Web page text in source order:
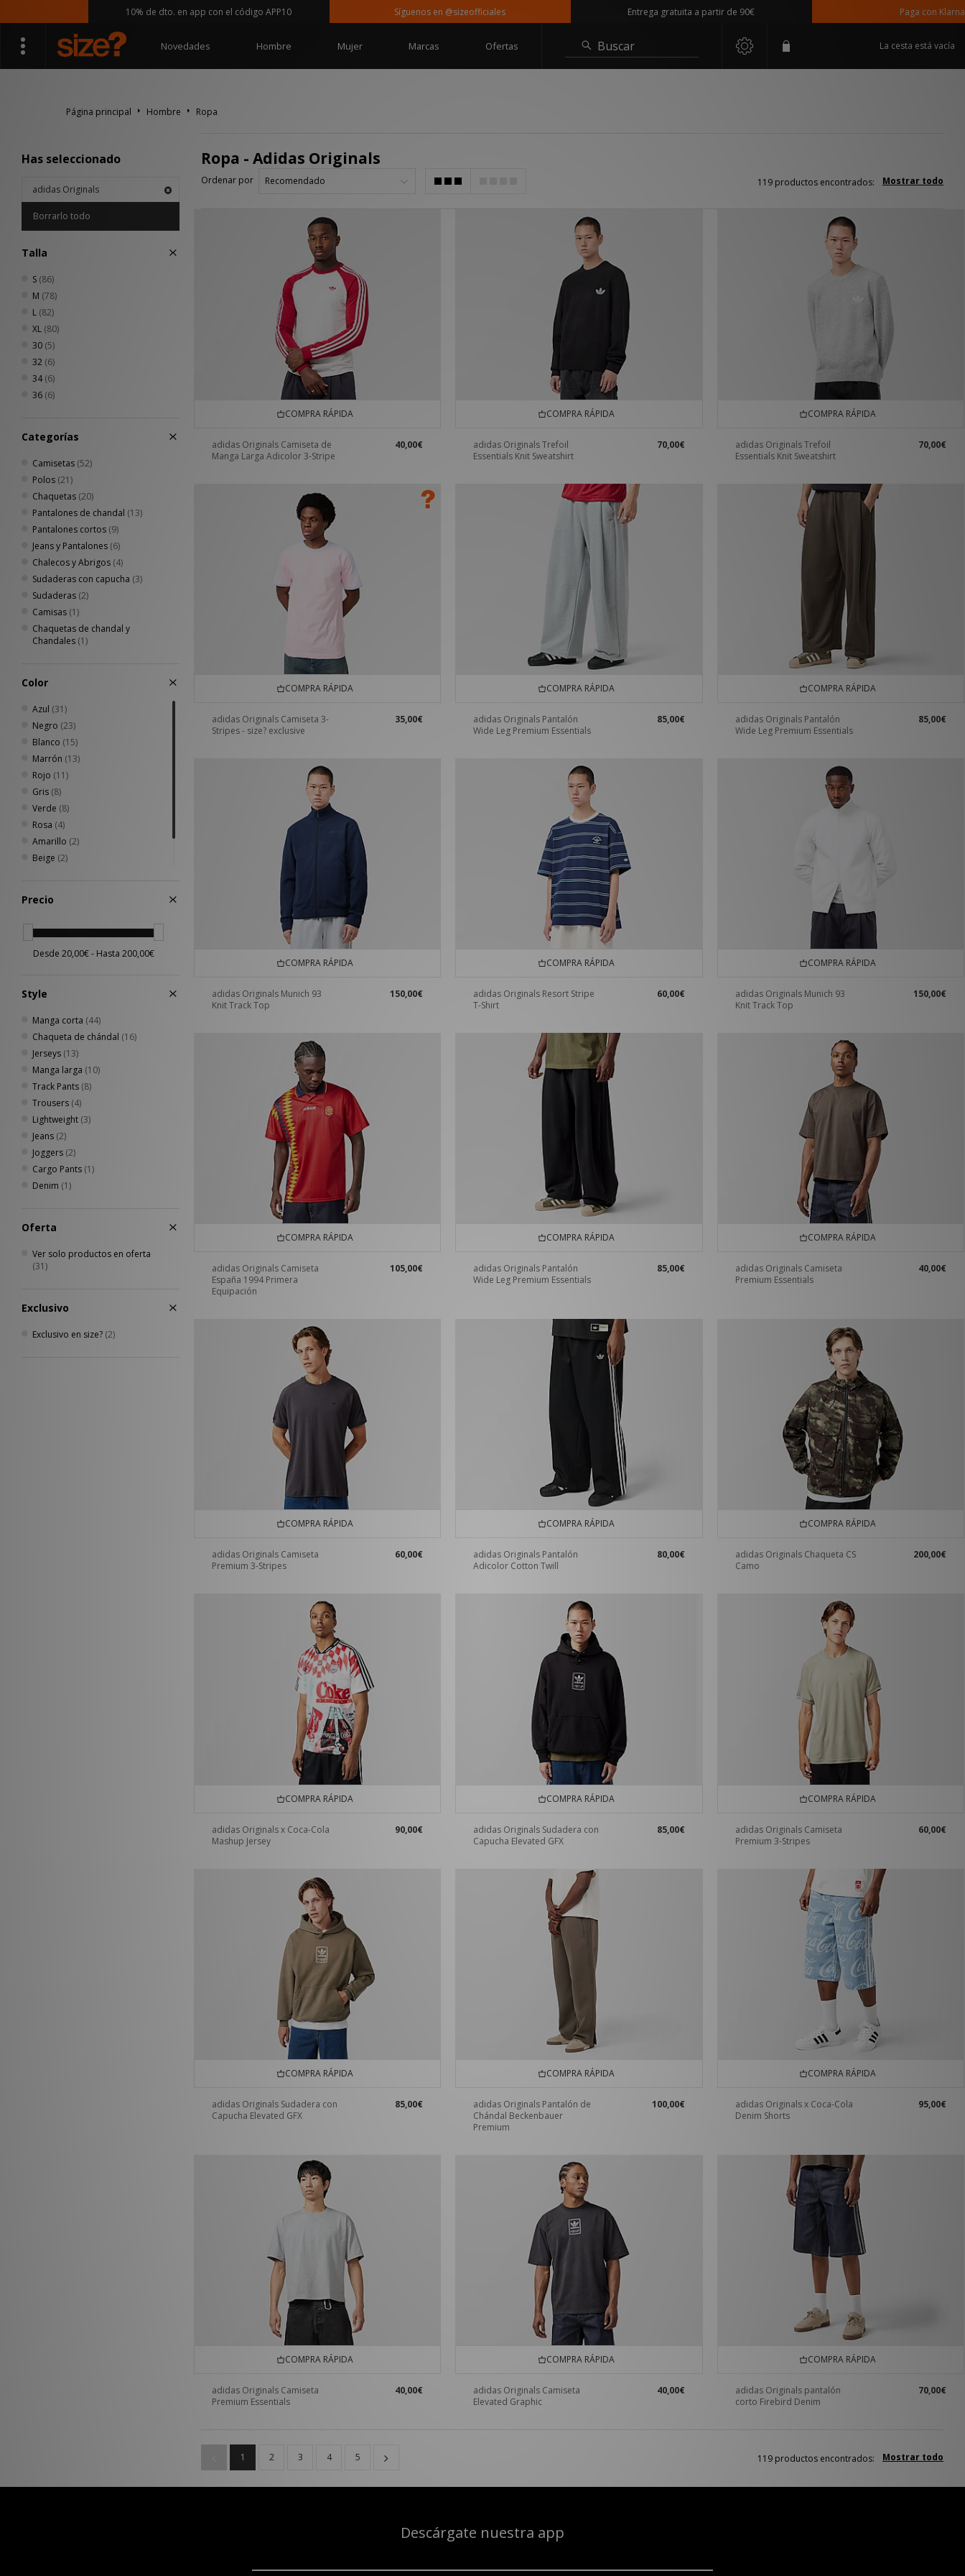
10% de dto. en app con el código APP10 Síguenos en @sizeofficiales Entrega gratuita a partir de 90€ Paga con Klarna
Novedades Hombre Mujer Marcas Ofertas Buscar La cesta está vacía
Página principal Hombre Ropa
Has seleccionado
adidas Originals
Borrarlo todo
Talla
S (86)
M (78)
L (82)
XL (80)
30 (5)
32 (6)
34 (6)
36 (6)
Categorías
Camisetas (52)
Polos (21)
Chaquetas (20)
Pantalones de chandal (13)
Pantalones cortos (9)
Jeans y Pantalones (6)
Chalecos y Abrigos (4)
Sudaderas con capucha (3)
Sudaderas (2)
Camisas (1)
Chaquetas de chandal y
Chandales (1)
Color
Azul (31)
Negro (23)
Blanco (15)
Marrón (13)
Rojo (11)
Gris (8)
Verde (8)
Rosa (4)
Amarillo (2)
Beige (2)
Precio
Style
Manga corta (44)
Chaqueta de chándal (16)
Jerseys (13)
Manga larga (10)
Track Pants (8)
Trousers (4)
Lightweight (3)
Jeans (2)
Joggers (2)
Cargo Pants (1)
Denim (1)
Oferta
Ver solo productos en oferta
(31)
Exclusivo
Exclusivo en size? (2)
Ropa - Adidas Originals
Ordenar por Mostrar todo
119 productos encontrados:
COMPRA RÁPIDA
adidas Originals Camiseta de
Manga Larga Adicolor 3-Stripe
40,00€
COMPRA RÁPIDA
adidas Originals Trefoil
Essentials Knit Sweatshirt
70,00€
COMPRA RÁPIDA
adidas Originals Trefoil
Essentials Knit Sweatshirt
70,00€
COMPRA RÁPIDA
adidas Originals Camiseta 3-
Stripes - size? exclusive
35,00€
COMPRA RÁPIDA
adidas Originals Pantalón
Wide Leg Premium Essentials
85,00€
COMPRA RÁPIDA
adidas Originals Pantalón
Wide Leg Premium Essentials
85,00€
COMPRA RÁPIDA
adidas Originals Munich 93
Knit Track Top
150,00€
COMPRA RÁPIDA
adidas Originals Resort Stripe
T-Shirt
60,00€
COMPRA RÁPIDA
adidas Originals Munich 93
Knit Track Top
150,00€
COMPRA RÁPIDA
adidas Originals Camiseta
España 1994 Primera
Equipación
105,00€
COMPRA RÁPIDA
adidas Originals Pantalón
Wide Leg Premium Essentials
85,00€
COMPRA RÁPIDA
adidas Originals Camiseta
Premium Essentials
40,00€
COMPRA RÁPIDA
adidas Originals Camiseta
Premium 3-Stripes
60,00€
COMPRA RÁPIDA
adidas Originals Pantalón
Adicolor Cotton Twill
80,00€
COMPRA RÁPIDA
adidas Originals Chaqueta CS
Camo
200,00€
COMPRA RÁPIDA
adidas Originals x Coca-Cola
Mashup Jersey
90,00€
COMPRA RÁPIDA
adidas Originals Sudadera con
Capucha Elevated GFX
85,00€
COMPRA RÁPIDA
adidas Originals Camiseta
Premium 3-Stripes
60,00€
COMPRA RÁPIDA
adidas Originals Sudadera con
Capucha Elevated GFX
85,00€
COMPRA RÁPIDA
adidas Originals Pantalón de
Chándal Beckenbauer
Premium
100,00€
COMPRA RÁPIDA
adidas Originals x Coca-Cola
Denim Shorts
95,00€
COMPRA RÁPIDA
adidas Originals Camiseta
Premium Essentials
40,00€
COMPRA RÁPIDA
adidas Originals Camiseta
Elevated Graphic
40,00€
COMPRA RÁPIDA
adidas Originals pantalón
corto Firebird Denim
70,00€
1 2 3 4 5 Mostrar todo
119 productos encontrados:
Descárgate nuestra app